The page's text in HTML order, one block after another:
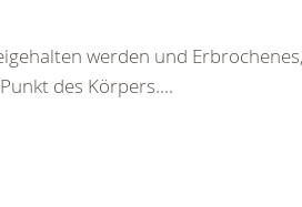
werden und Erbrochenes,
des Körpers....